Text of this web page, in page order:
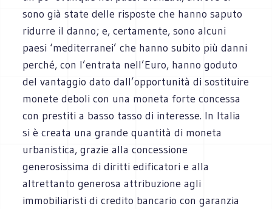
sono già state delle risposte che hanno saputo
ridurre il danno; e, certamente, sono alcuni
paesi ‘mediterranei’ che hanno subito più danni
perché, con l’entrata nell’Euro, hanno goduto
del vantaggio dato dall’opportunità di sostituire
monete deboli con una moneta forte concessa
con prestiti a basso tasso di interesse. In Italia
si è creata una grande quantità di moneta
urbanistica, grazie alla concessione
generosissima di diritti edificatori e alla
altrettanto generosa attribuzione agli
immobiliaristi di credito bancario con garanzia